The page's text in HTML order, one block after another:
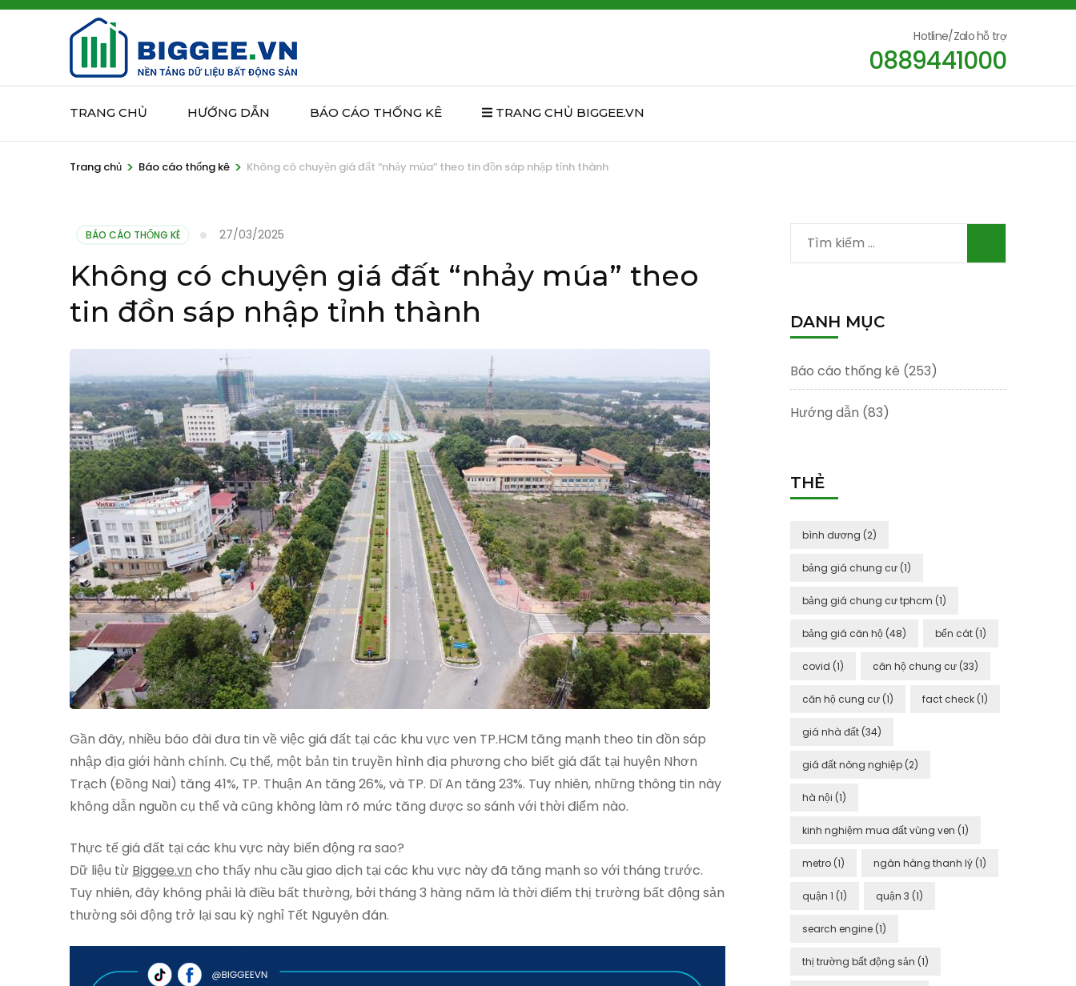
Bỏ
(ấn
Hotline/Zalo hỗ trợ
0889441000
TRANG CHỦ HƯỚNG DẪN BÁO CÁO THỐNG KÊ TRANG CHỦ BIGGEE.VN
Trang chủ > Báo cáo thống kê > Không có chuyện giá đất “nhảy múa” theo tin đồn sáp nhập tỉnh thành
BÁO CÁO THỐNG KÊ 27/03/2025
Không có chuyện giá đất “nhảy múa” theo
tin đồn sáp nhập tỉnh thành
Gần đây, nhiều báo đài đưa tin về việc giá đất tại các khu vực ven TP.HCM tăng mạnh theo tin đồn sáp
nhập địa giới hành chính. Cụ thể, một bản tin truyền hình địa phương cho biết giá đất tại huyện Nhơn
Trạch (Đồng Nai) tăng 41%, TP. Thuận An tăng 26%, và TP. Dĩ An tăng 23%. Tuy nhiên, những thông tin này
không dẫn nguồn cụ thể và cũng không làm rõ mức tăng được so sánh với thời điểm nào.
Thực tế giá đất tại các khu vực này biến động ra sao?
Dữ liệu từ Biggee.vn cho thấy nhu cầu giao dịch tại các khu vực này đã tăng mạnh so với tháng trước.
Tuy nhiên, đây không phải là điều bất thường, bởi tháng 3 hàng năm là thời điểm thị trường bất động sản
thường sôi động trở lại sau kỳ nghỉ Tết Nguyên đán.
Tìm
kiếm
DANH MỤC
Báo cáo thống kê (253)
Hướng dẫn (83)
THẺ
bình dương (2)
bảng giá chung cư (1)
bảng giá chung cư tphcm (1)
bảng giá căn hộ (48) bến cát (1)
covid (1) căn hộ chung cư (33)
căn hộ cung cư (1) fact check (1)
giá nhà đất (34)
giá đất nông nghiệp (2)
hà nội (1)
kinh nghiệm mua đất vùng ven (1)
metro (1) ngân hàng thanh lý (1)
quận 1 (1) quận 3 (1)
search engine (1)
thị trường bất động sản (1)